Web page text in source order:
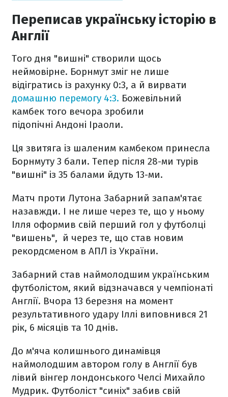
Переписав українську історію в
Англії
Того дня "вишні" створили щось
неймовірне. Борнмут зміг не лише
відігратись із рахунку 0:3, а й вирвати
домашню перемогу 4:3. Божевільний
камбек того вечора зробили
підопічні Андоні Іраоли.
Ця звитяга із шаленим камбеком принесла
Борнмуту 3 бали. Тепер після 28-ми турів
"вишні" із 35 балами йдуть 13-ми.
Матч проти Лутона Забарний запам'ятає
назавжди. І не лише через те, що у ньому
Ілля оформив свій перший гол у футболці
"вишень", й через те, що став новим
рекордсменом в АПЛ із України.
Забарний став наймолодшим українським
футболістом, який відзначався у чемпіонаті
Англії. Вчора 13 березня на момент
результативного удару Іллі виповнився 21
рік, 6 місяців та 10 днів.
До м'яча колишнього динамівця
наймолодшим автором голу в Англії був
лівий вінгер лондонського Челсі Михайло
Мудрик. Футболіст "синіх" забив свій